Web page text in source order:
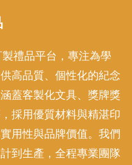
禮品平台，專注為學
高品質、個性化的紀念
蓋客製化文具、獎牌獎
採用優質材料與精湛印
用性與品牌價值。我們
到生產，全程專業團隊